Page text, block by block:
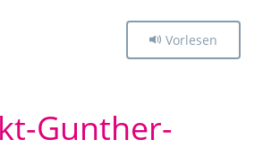
Vorlesen
Gunther-